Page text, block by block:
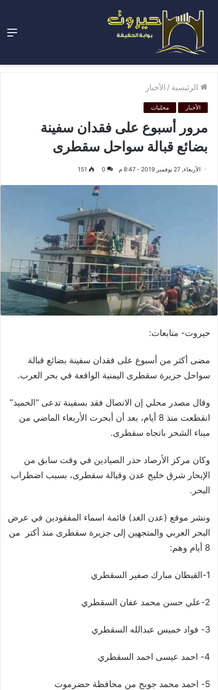
الرئيسية / الأخبار
الأخبار محليات
مرور أسبوع على فقدان سفينة
بضائع قبالة سواحل سقطرى
الأربعاء, 27 نوفمبر 2019 - 8:47 م 0
151
حيروت- متابعات:
مضى أكثر من أسبوع على فقدان سفينة بضائع قبالة
سواحل جزيرة سقطرى اليمنية الواقعة في بحر العرب.
وقال مصدر محلي إن الاتصال فقد بسفينة تدعى “الحميد”
انقطعت منذ 8 أيام، بعد أن أبحرت الأربعاء الماضي من
ميناء الشحر باتجاه سقطرى.
وكان مركز الأرصاد حذر الصيادين في وقت سابق من
الإبحار شرق خليج عدن وقبالة سقطرى، بسبب اضطراب
البحر.
ونشر موقع (عدن الغد) قائمة اسماء المفقودين في عرض
البحر العربي والمتجهين إلى جزيرة سقطرى منذ أكتر من
8 أيام وهم:
1-القبطان مبارك صفير السقطري
2-علي حسن محمد عفان السقطري
3- فواد خميس عبدالله السقطري
4- احمد عيسى احمد السقطري
5- احمد محمد جوبح من محافظة حضرموت